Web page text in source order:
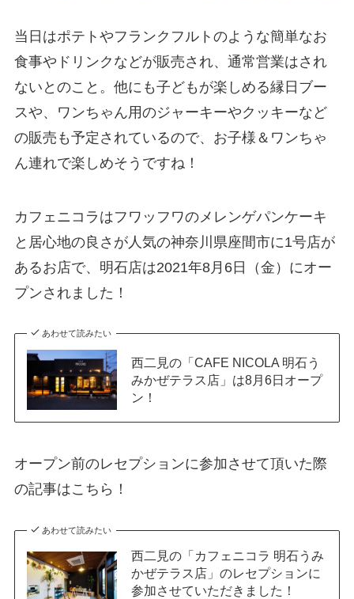
当日はポテトやフランクフルトのような簡単なお
食事やドリンクなどが販売され、通常営業はされ
ないとのこと。他にも子どもが楽しめる縁日ブー
スや、ワンちゃん用のジャーキーやクッキーなど
の販売も予定されているので、お子様＆ワンちゃ
ん連れで楽しめそうですね！
カフェニコラはフワッフワのメレンゲパンケーキ
と居心地の良さが人気の神奈川県座間市に1号店が
あるお店で、明石店は2021年8月6日（金）にオー
プンされました！
あわせて読みたい
西二見の「CAFE NICOLA 明石う
みかぜテラス店」は8月6日オープ
ン！
オープン前のレセプションに参加させて頂いた際
の記事はこちら！
あわせて読みたい
西二見の「カフェニコラ 明石うみ
かぜテラス店」のレセプションに
参加させていただきました！